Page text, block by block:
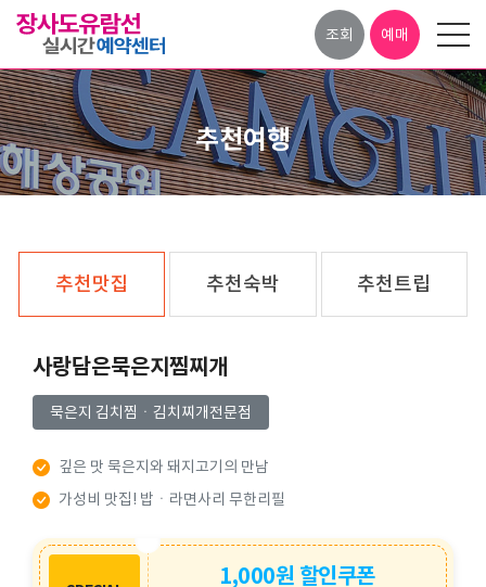
조회 예매
추천여행
추천맛집 추천숙박 추천트립
사랑담은묵은지찜찌개
묵은지 김치찜ㆍ김치찌개전문점
깊은 맛 묵은지와 돼지고기의 만남
가성비 맛집! 밥ㆍ라면사리 무한리필
1,000원 할인쿠폰